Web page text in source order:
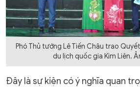
Phó Thủ tướng Lê Tiến Châu trao
du lịch quốc gia Kim Liên.
Đây là sự kiện có ý nghĩa quan